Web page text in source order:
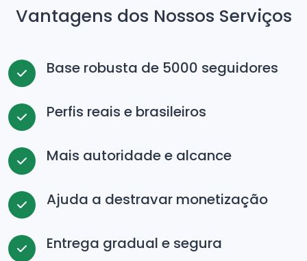
Vantagens dos Nossos Serviços
Base robusta de 5000 seguidores
Perfis reais e brasileiros
Mais autoridade e alcance
Ajuda a destravar monetização
Entrega gradual e segura